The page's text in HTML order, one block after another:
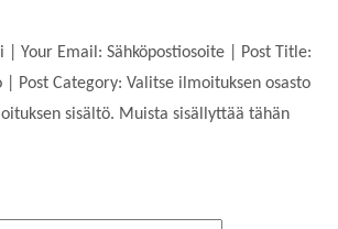
| Your Email: Sähköpostiosoite | Post Title:
| Post Category: Valitse ilmoituksen osasto
sisältö. Muista sisällyttää tähän